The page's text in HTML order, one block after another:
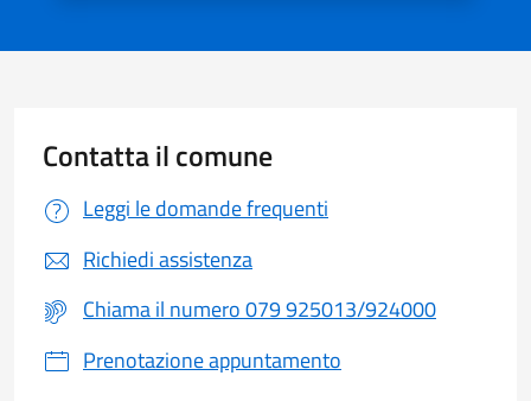
Contatta il comune
Leggi le domande frequenti
Richiedi assistenza
Chiama il numero 079 925013/924000
Prenotazione appuntamento